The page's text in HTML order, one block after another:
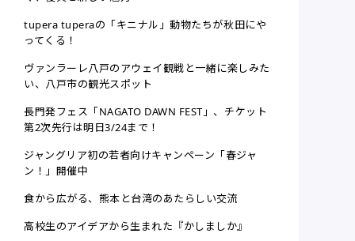
tupera tuperaの「キニナル」動物たちが秋田にや
ってくる！
ヴァンラーレ八戸のアウェイ観戦と一緒に楽しみた
い、八戸市の観光スポット
長門発フェス「NAGATO DAWN FEST」、チケット
第2次先行は明日3/24まで！
ジャングリア初の若者向けキャンペーン「春ジャ
ン！」開催中
食から広がる、熊本と台湾のあたらしい交流
高校生のアイデアから生まれた『かしましか』